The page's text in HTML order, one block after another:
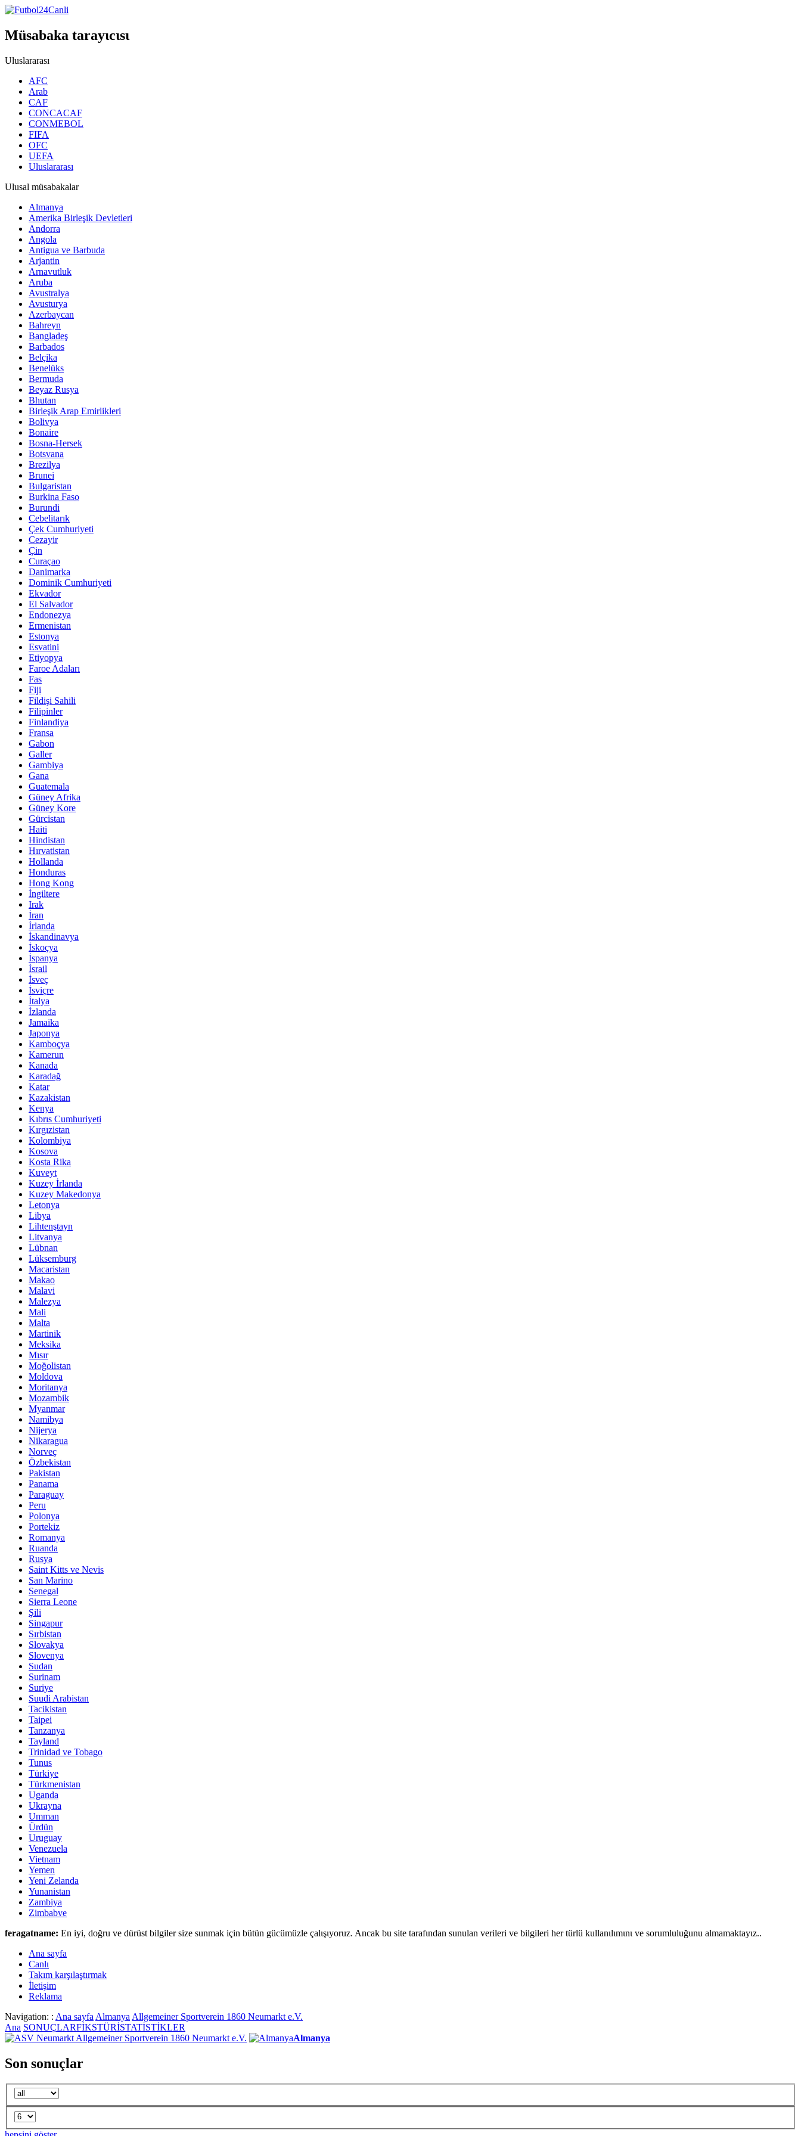
Müsabaka tarayιcιsι
Uluslararası
AFC
Arab
CAF
CONCACAF
CONMEBOL
FIFA
OFC
UEFA
Uluslararası
Ulusal müsabakalar
Almanya
Amerika Birleşik Devletleri
Andorra
Angola
Antigua ve Barbuda
Arjantin
Arnavutluk
Aruba
Avustralya
Avusturya
Azerbaycan
Bahreyn
Bangladeş
Barbados
Belçika
Benelüks
Bermuda
Beyaz Rusya
Bhutan
Birleşik Arap Emirlikleri
Bolivya
Bonaire
Bosna-Hersek
Botsvana
Brezilya
Brunei
Bulgaristan
Burkina Faso
Burundi
Cebelitarık
Çek Cumhuriyeti
Cezayir
Çin
Curaçao
Danimarka
Dominik Cumhuriyeti
Ekvador
El Salvador
Endonezya
Ermenistan
Estonya
Esvatini
Etiyopya
Faroe Adaları
Fas
Fiji
Fildişi Sahili
Filipinler
Finlandiya
Fransa
Gabon
Galler
Gambiya
Gana
Guatemala
Güney Afrika
Güney Kore
Gürcistan
Haiti
Hindistan
Hırvatistan
Hollanda
Honduras
Hong Kong
İngiltere
Irak
İran
İrlanda
İskandinavya
İskoçya
İspanya
İsrail
İsveç
İsviçre
İtalya
İzlanda
Jamaika
Japonya
Kamboçya
Kamerun
Kanada
Karadağ
Katar
Kazakistan
Kenya
Kıbrıs Cumhuriyeti
Kırgızistan
Kolombiya
Kosova
Kosta Rika
Kuveyt
Kuzey İrlanda
Kuzey Makedonya
Letonya
Libya
Lihtenştayn
Litvanya
Lübnan
Lüksemburg
Macaristan
Makao
Malavi
Malezya
Mali
Malta
Martinik
Meksika
Mısır
Moğolistan
Moldova
Moritanya
Mozambik
Myanmar
Namibya
Nijerya
Nikaragua
Norveç
Özbekistan
Pakistan
Panama
Paraguay
Peru
Polonya
Portekiz
Romanya
Ruanda
Rusya
Saint Kitts ve Nevis
San Marino
Senegal
Sierra Leone
Şili
Singapur
Sırbistan
Slovakya
Slovenya
Sudan
Surinam
Suriye
Suudi Arabistan
Tacikistan
Taipei
Tanzanya
Tayland
Trinidad ve Tobago
Tunus
Türkiye
Türkmenistan
Uganda
Ukrayna
Umman
Ürdün
Uruguay
Venezuela
Vietnam
Yemen
Yeni Zelanda
Yunanistan
Zambiya
Zimbabve
feragatname: En iyi, doğru ve dürüst bilgiler size sunmak için bütün gücümüzle çalιşιyoruz. Ancak bu site tarafιndan sunulan verileri ve bilgileri her türlü kullanιlιmιnι ve sorumluluğunu almamaktayιz..
Ana sayfa
Canlι
Takım karşılaştırmak
İletişim
Reklama
Navigation: : Ana sayfa Almanya Allgemeiner Sportverein 1860 Neumarkt e.V.
Ana SONUÇLARFİKSTÜRİSTATİSTİKLER
Allgemeiner Sportverein 1860 Neumarkt e.V.
Almanya
Son sonuçlar